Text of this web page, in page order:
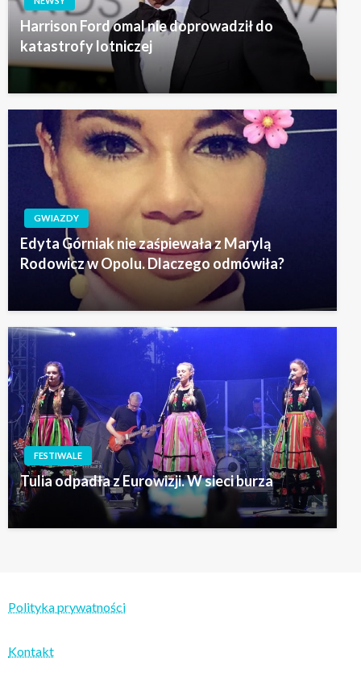
Harrison Ford omal nie doprowadził do
katastrofy lotniczej
GWIAZDY
Edyta Górniak nie zaśpiewała z Marylą
Rodowicz w Opolu. Dlaczego odmówiła?
FESTIWALE
Tulia odpadła z Eurowizji. W sieci burza
Polityka prywatności
Kontakt